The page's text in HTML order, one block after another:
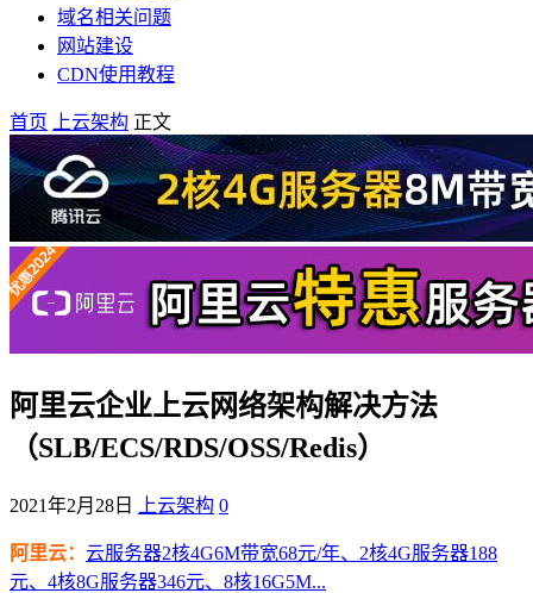
域名相关问题
网站建设
CDN使用教程
首页 上云架构 正文
阿里云企业上云网络架构解决方法
（SLB/ECS/RDS/OSS/Redis）
2021年2月28日 上云架构 0
阿里云： 云服务器2核4G6M带宽68元/年、2核4G服务器188
元、4核8G服务器346元、8核16G5M...